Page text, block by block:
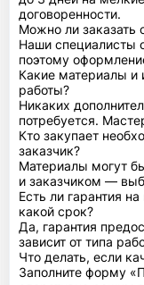
договоренности.
Можно ли заказать
Наши специалисты
поэтому
Какие материалы
работы?
Никаких
потребуется.
Кто закупает
заказчик?
Материалы могут
и заказчиком —
Есть ли гарантия
какой срок?
Да, гарантия
зависит от типа
Что делать, если
Заполните форму